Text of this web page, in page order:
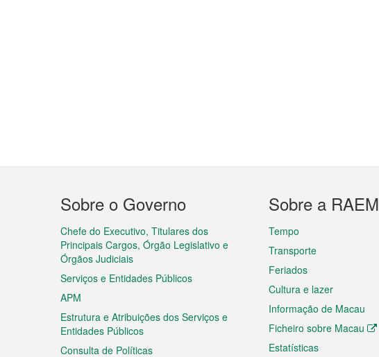
Menu
do
rodapé
Sobre o Governo
Chefe do Executivo, Titulares dos
Principais Cargos, Órgão Legislativo e
Órgãos Judiciais
Serviços e Entidades Públicos
APM
Estrutura e Atribuições dos Serviços e
Entidades Públicos
Consulta de Políticas
Sobre a RAEM
Tempo
Transporte
Feriados
Cultura e lazer
Informação de Macau
Ficheiro sobre Macau
Estatísticas